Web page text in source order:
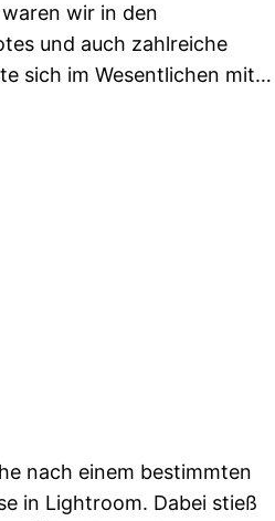
wir in den
und auch zahlreiche
sich im Wesentlichen mit…
nach einem bestimmten
in Lightroom. Dabei stieß